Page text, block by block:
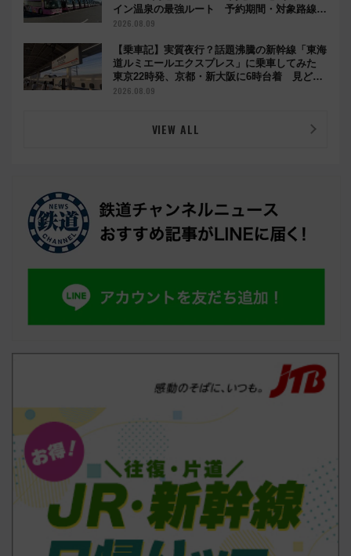
イン温泉の最強ルート 予約期間・対象路線ま
とめ
2026.08.09
【乗車記】実質夜行？話題沸騰の新幹線「東海
道ルミエールエクスプレス」に乗車してみた
東京22時発、京都・新大阪に6時台着 見どこ
ろは岐阜羽島の素晴らし過ぎる朝
2026.08.09
VIEW ALL